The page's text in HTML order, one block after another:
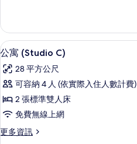
相
片
(B)
的
詳
顯
示
公
寓
(Studio
C)
的
14
公寓 (Studio C)
28 平方公尺
可容納 4 人 (依實際入住人數計費)
2 張標準雙人床
免費無線上網
更多資訊
更